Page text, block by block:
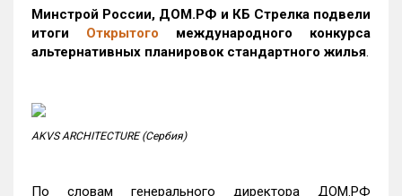
Минстрой России, ДОМ.РФ и КБ Стрелка подвели
итоги Открытого международного конкурса
альтернативных планировок стандартного жилья.
AKVS ARCHITECTURE (Сербия)
По словам генерального директора ДОМ.РФ